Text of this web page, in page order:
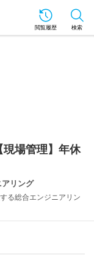
閲覧履歴 検索
現場管理】年休
リング
る総合エンジニアリン